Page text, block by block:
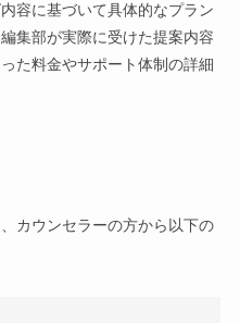
容に基づいて具体的なプラン
集部が実際に受けた提案内容
た料金やサポート体制の詳細
カウンセラーの方から以下の